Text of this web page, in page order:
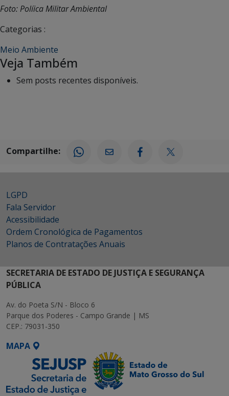
Foto: Políica Militar Ambiental
Categorias :
Meio Ambiente
Veja Também
Sem posts recentes disponíveis.
Compartilhe:
LGPD
Fala Servidor
Acessibilidade
Ordem Cronológica de Pagamentos
Planos de Contratações Anuais
SECRETARIA DE ESTADO DE JUSTIÇA E SEGURANÇA
PÚBLICA
Av. do Poeta S/N - Bloco 6
Parque dos Poderes - Campo Grande | MS
CEP.: 79031-350
MAPA